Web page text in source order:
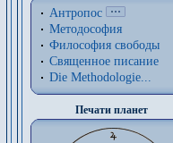
Антропос
Методософия
Философия cвободы
Священное писание
Die Methodologie...
Печати планет